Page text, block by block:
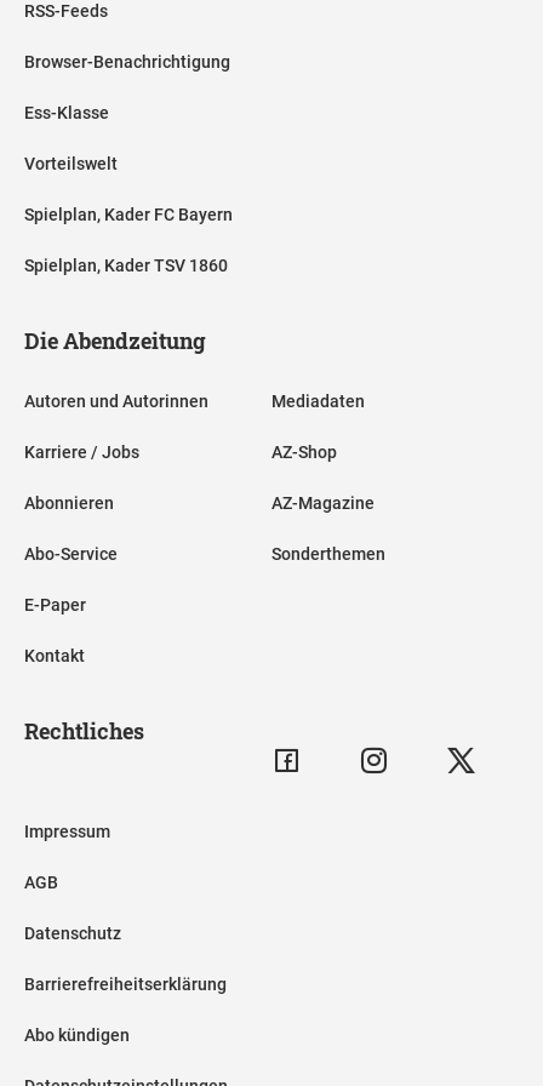
RSS-Feeds
Browser-Benachrichtigung
Ess-Klasse
Vorteilswelt
Spielplan, Kader FC Bayern
Spielplan, Kader TSV 1860
Die Abendzeitung
Autoren und Autorinnen
Karriere / Jobs
Abonnieren
Abo-Service
E-Paper
Kontakt
Mediadaten
AZ-Shop
AZ-Magazine
Sonderthemen
Rechtliches
Impressum
AGB
Datenschutz
Barrierefreiheitserklärung
Abo kündigen